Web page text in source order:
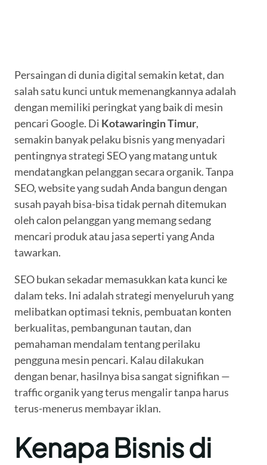
Persaingan di dunia digital semakin ketat, dan
salah satu kunci untuk memenangkannya adalah
dengan memiliki peringkat yang baik di mesin
pencari Google. Di Kotawaringin Timur,
semakin banyak pelaku bisnis yang menyadari
pentingnya strategi SEO yang matang untuk
mendatangkan pelanggan secara organik. Tanpa
SEO, website yang sudah Anda bangun dengan
susah payah bisa-bisa tidak pernah ditemukan
oleh calon pelanggan yang memang sedang
mencari produk atau jasa seperti yang Anda
tawarkan.
SEO bukan sekadar memasukkan kata kunci ke
dalam teks. Ini adalah strategi menyeluruh yang
melibatkan optimasi teknis, pembuatan konten
berkualitas, pembangunan tautan, dan
pemahaman mendalam tentang perilaku
pengguna mesin pencari. Kalau dilakukan
dengan benar, hasilnya bisa sangat signifikan —
traffic organik yang terus mengalir tanpa harus
terus-menerus membayar iklan.
Kenapa Bisnis di